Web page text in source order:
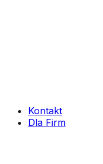
Kontakt
Dla Firm